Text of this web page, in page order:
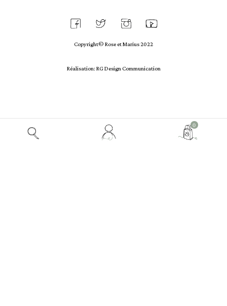
Mon
compte
0
Réalisation: RG Design Communication
Copyright© Rose et Marius 2022